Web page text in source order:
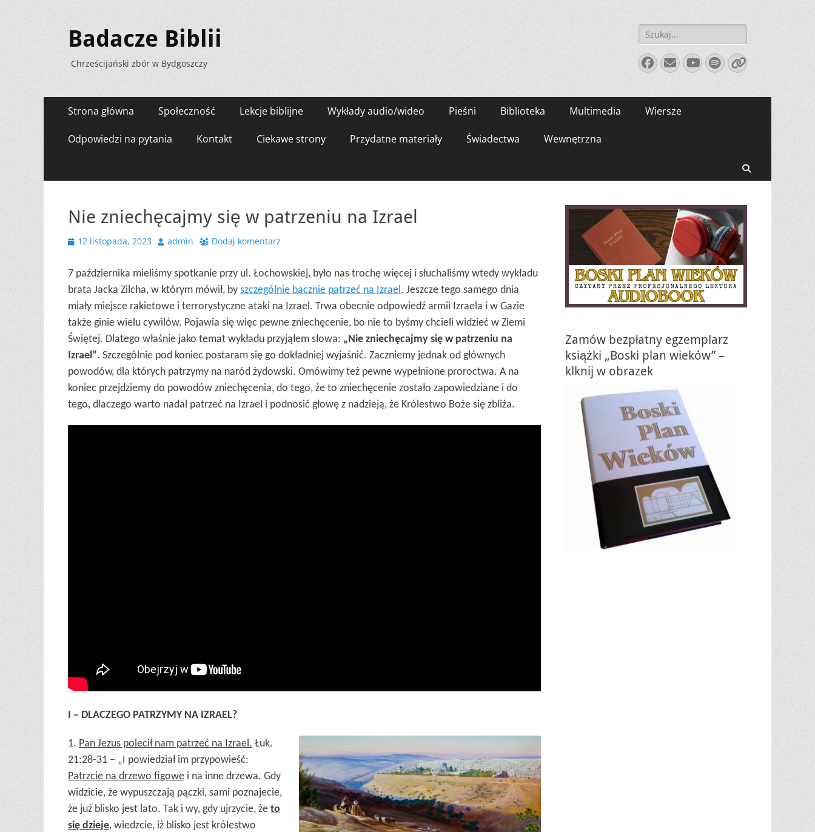
Badacze Biblii
Chrześcijański zbór w Bydgoszczy
Szukaj:
Facebook
E-
mail
YouTube
Spotify
Link
Menu
zawartości
Strona główna Społeczność Lekcje biblijne Wykłady audio/wideo Pieśni Biblioteka Multimedia Wiersze
Odpowiedzi na pytania Kontakt Ciekawe strony Przydatne materiały Świadectwa Wewnętrzna
Nie zniechęcajmy się w patrzeniu na Izrael
Opublikowano
12 listopada, 2023 Autoradmin Dodaj komentarz
7 października mieliśmy spotkanie przy ul. Łochowskiej, było nas trochę więcej i słuchaliśmy wtedy wykładu
brata Jacka Zilcha, w którym mówił, by szczególnie bacznie patrzeć na Izrael. Jeszcze tego samego dnia
miały miejsce rakietowe i terrorystyczne ataki na Izrael. Trwa obecnie odpowiedź armii Izraela i w Gazie
także ginie wielu cywilów. Pojawia się więc pewne zniechęcenie, bo nie to byśmy chcieli widzieć w Ziemi
Świętej. Dlatego właśnie jako temat wykładu przyjąłem słowa: „Nie zniechęcajmy się w patrzeniu na
Izrael”. Szczególnie pod koniec postaram się go dokładniej wyjaśnić. Zaczniemy jednak od głównych
powodów, dla których patrzymy na naród żydowski. Omówimy też pewne wypełnione proroctwa. A na
koniec przejdziemy do powodów zniechęcenia, do tego, że to zniechęcenie zostało zapowiedziane i do
tego, dlaczego warto nadal patrzeć na Izrael i podnosić głowę z nadzieją, że Królestwo Boże się zbliża.
I – DLACZEGO PATRZYMY NA IZRAEL?
1. Pan Jezus polecił nam patrzeć na Izrael. Łuk.
21:28-31 – „I powiedział im przypowieść:
Patrzcie na drzewo figowe i na inne drzewa. Gdy
widzicie, że wypuszczają pączki, sami poznajecie,
że już blisko jest lato. Tak i wy, gdy ujrzycie, że to
się dzieje, wiedzcie, iż blisko jest królestwo
Zamów bezpłatny egzemplarz
książki „Boski plan wieków” –
klknij w obrazek